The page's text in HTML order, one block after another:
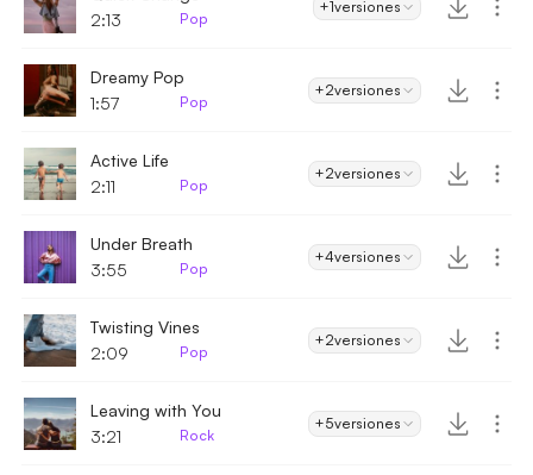
2:13
Pop
+1versiones
Dreamy Pop
1:57
Pop
+2versiones
Active Life
2:11
Pop
+2versiones
Under Breath
3:55
Pop
+4versiones
Twisting Vines
2:09
Pop
+2versiones
Leaving with You
3:21
Rock
+5versiones